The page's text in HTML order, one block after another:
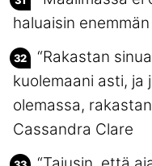
haluaisin
“Rakastan
kuolemaani asti, ja
olemassa,
Cassandra Clare